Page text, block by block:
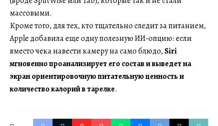
массовыми.
Кроме того, для тех, кто тщательно следит за питанием,
Apple добавила еще одну полезную ИИ-опцию: если
вместо чека навести камеру на само блюдо,Siri
мгновенно проанализирует его состав и выведет на
экран ориентировочную питательную ценность и
количество калорий в тарелке.